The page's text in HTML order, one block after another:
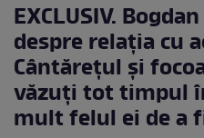
EXCLUSIV.
despre relația cu
Cântărețul și
văzuți tot timpul
mult felul ei de a